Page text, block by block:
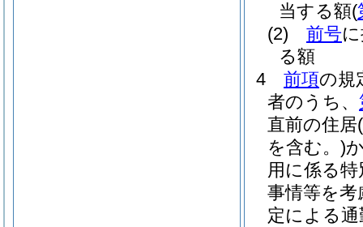
当する額(
(2)
前号
る額
4
前項の規
者のうち、
直前の住居
を含む。)
用に係る
事情等を
定による